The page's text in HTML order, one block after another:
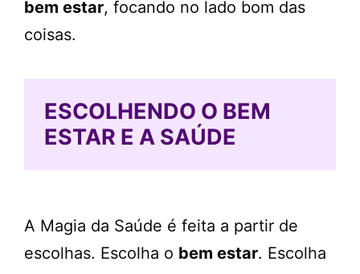
bem estar, focando no lado bom das
coisas.
ESCOLHENDO O BEM
ESTAR E A SAÚDE
A Magia da Saúde é feita a partir de
escolhas. Escolha o bem estar. Escolha